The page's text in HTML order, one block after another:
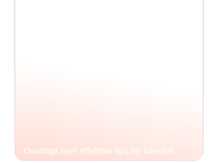
Ovanliga men effektiva tips för hårvård